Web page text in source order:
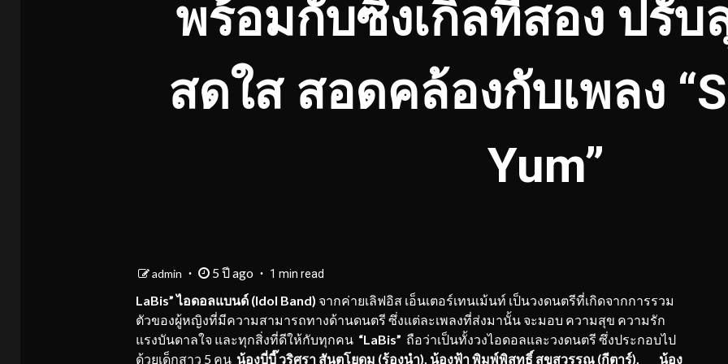
พร้อมกับซิงเกิลที่สอง ปรับ
สดใส สอดคล้องกับเพลง
Yum”
admin 5 ปี ago 1 min read
LaBis” ไอดอลแบนด์ (Idol Band) จากค่ายเลิฟอิส เอ็นเตอร์เทนเม้นท์ เป็นวงดนตรีที่เกิดจากการรวม
ตัวของผู้หญิงที่มีความสามารถทางด้านดนตรี ซึ่งแต่ละเพลงที่ส่งมานั้น จะมอบ ความสุข ความรัก
แรงบันดาลใจ และทุกสิ่งที่ดีให้กับทุกคน “LaBis” ถือว่าเป็นทั้งวงไอดอลและวงดนตรี ซึ่งประกอบไป
ด้วยเด็กสาว 5 คน น้องบี่บี๊ วริศรา สันตโยดม (ร้องนำ), น้องฟ้า พิมพ์พิสุทธิ์ สุขสุวรรณ (กีตาร์), น้อง